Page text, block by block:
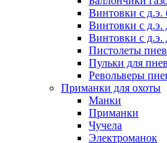
Винтовки с д.э.
Винтовки с д.э.
Винтовки с д.э.
Пистолеты
Пульки для
Револьверы
Приманки для охоты
Манки
Приманки
Чучела
Электроманок